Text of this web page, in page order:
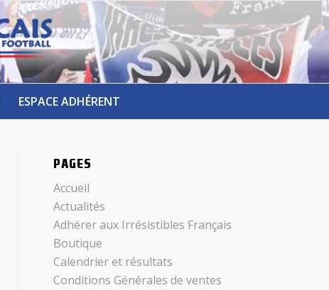
ESPACE ADHÉRENT
PAGES
Accueil
Actualités
Adhérer aux Irrésistibles Français
Boutique
Calendrier et résultats
Conditions Générales de ventes